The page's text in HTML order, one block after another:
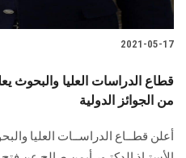
2021-05-17
قطاع الدراسات العليا والبحوث
من الجوائز الدولية
أعلن قطــاع الدراســات العليا